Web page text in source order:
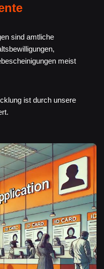
sind amtliche
meist
ist durch unsere